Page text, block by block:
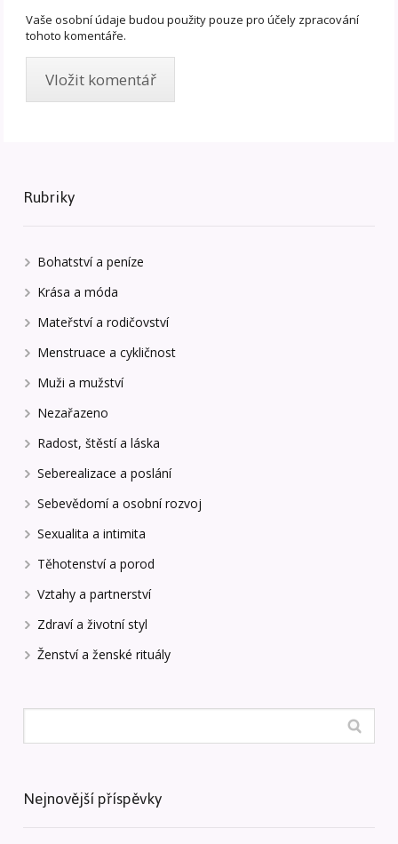
Vaše osobní údaje budou použity pouze pro účely zpracování
tohoto komentáře.
Rubriky
Bohatství a peníze
Krása a móda
Mateřství a rodičovství
Menstruace a cykličnost
Muži a mužství
Nezařazeno
Radost, štěstí a láska
Seberealizace a poslání
Sebevědomí a osobní rozvoj
Sexualita a intimita
Těhotenství a porod
Vztahy a partnerství
Zdraví a životní styl
Ženství a ženské rituály
Nejnovější příspěvky